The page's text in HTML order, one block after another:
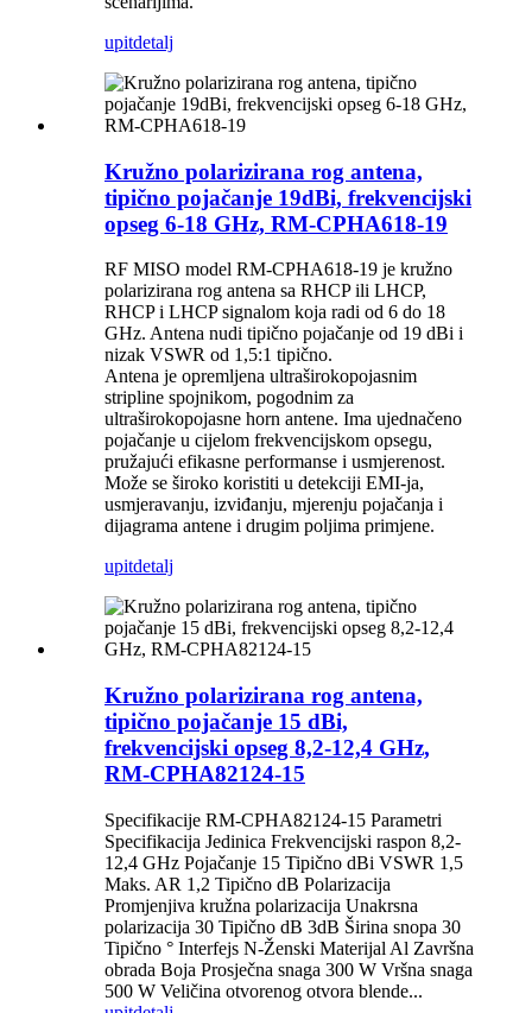
upitdetalj
Kružno polarizirana rog antena,
tipično pojačanje 19dBi, frekvencijski
opseg 6-18 GHz, RM-CPHA618-19
RF MISO model RM-CPHA618-19 je kružno
polarizirana rog antena sa RHCP ili LHCP,
RHCP i LHCP signalom koja radi od 6 do 18
GHz. Antena nudi tipično pojačanje od 19 dBi i
nizak VSWR od 1,5:1 tipično.
Antena je opremljena ultraširokopojasnim
stripline spojnikom, pogodnim za
ultraširokopojasne horn antene. Ima ujednačeno
pojačanje u cijelom frekvencijskom opsegu,
pružajući efikasne performanse i usmjerenost.
Može se široko koristiti u detekciji EMI-ja,
usmjeravanju, izviđanju, mjerenju pojačanja i
dijagrama antene i drugim poljima primjene.
upitdetalj
Kružno polarizirana rog antena,
tipično pojačanje 15 dBi,
frekvencijski opseg 8,2-12,4 GHz,
RM-CPHA82124-15
Specifikacije RM-CPHA82124-15 Parametri
Specifikacija Jedinica Frekvencijski raspon 8,2-
12,4 GHz Pojačanje 15 Tipično dBi VSWR 1,5
Maks. AR 1,2 Tipično dB Polarizacija
Promjenjiva kružna polarizacija Unakrsna
polarizacija 30 Tipično dB 3dB Širina snopa 30
Tipično ° Interfejs N-Ženski Materijal Al Završna
obrada Boja Prosječna snaga 300 W Vršna snaga
500 W Veličina otvorenog otvora blende...